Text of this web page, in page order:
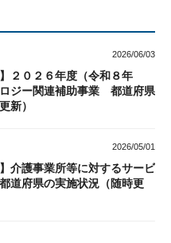
2026/06/03
２０２６年度（令和８年
ジー関連補助事業 都道府県
新）
2026/05/01
介護事業所等に対するサービ
道府県の実施状況（随時更